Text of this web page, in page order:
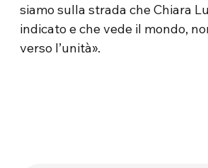
siamo sulla strada che Chiara
indicato e che vede il mondo,
verso l’unità».